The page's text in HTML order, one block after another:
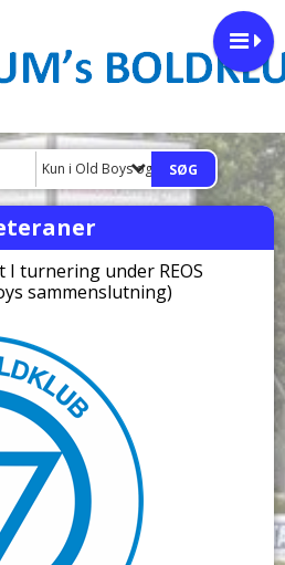
Kun i Old Boys og Veteraner
turnering under REOS
sammenslutning)